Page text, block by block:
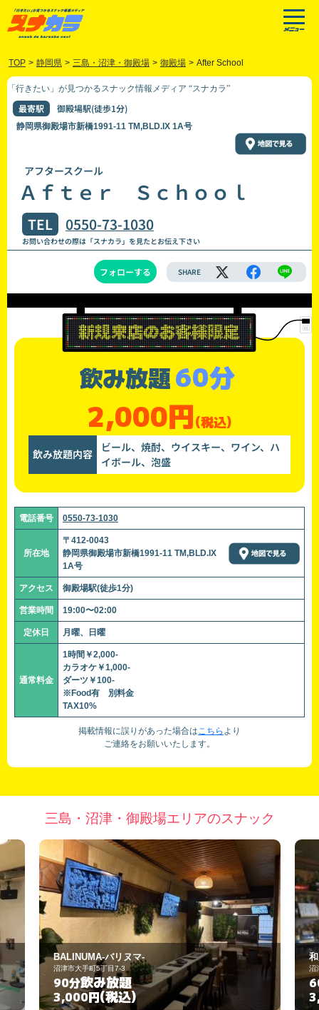
TOP > 静岡県 > 三島・沼津・御殿場 > 御殿場 > After School
「行きたい」が見つかるスナック情報メディア “スナカラ”
最寄駅 御殿場駅(徒歩1分)
静岡県御殿場市新橋1991-11 TM,BLD.IX 1A号
アフタースクール
Ａｆｔｅｒ Ｓｃｈｏｏｌ
TEL 0550-73-1030
お問い合わせの際は「スナカラ」を見たとお伝え下さい
フォローする SHARE
飲み放題60分
2,000円(税込)
飲み放題内容
ビール、焼酎、ウイスキー、ワイン、ハ
イボール、泡盛
電話番号 0550-73-1030
所在地
〒412-0043
静岡県御殿場市新橋1991-11 TM,BLD.IX
1A号
アクセス 御殿場駅(徒歩1分)
営業時間 19:00〜02:00
定休日 月曜、日曜
通常料金
1時間￥2,000-
カラオケ￥1,000-
ダーツ￥100-
※Food有 別料金
TAX10%
掲載情報に誤りがあった場合はこちら より
ご連絡をお願いいたします。
三島・沼津・御殿場エリアのスナック
和風スナック けい
沼津市上土町76
60分飲み放題
3,000円(税込)